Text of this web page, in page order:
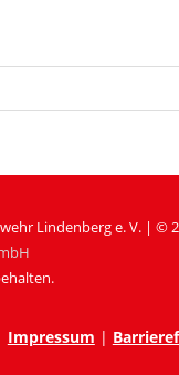
Lindenberg e. V. | ©
Impressum |